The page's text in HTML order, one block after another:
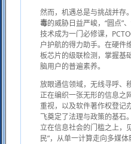
然而，机遇总是与挑战并存
毒的威胁日益严峻，“圆点”
技术成为一门必修课，
户护航的得力助手。在硬件
板芯片的级联检测，掌握基
脑用户的普遍素养。
放眼通信领域，无线寻呼、
正在编织一张无形的信息之
重视，以及软件著作权登记
飞奠定了法理与政策的基石
立在信息社会的门槛之上，
民”，从单一计算走向多媒体